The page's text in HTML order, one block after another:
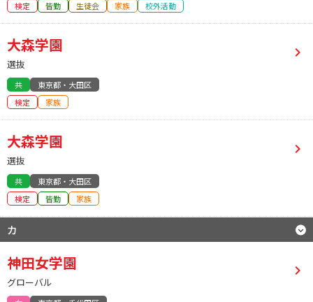
検定
皆勤 生徒会 家族 校外活動
大森学園
選抜
共
東京都・大田区
検定
家族
大森学園
選抜
共
東京都・大田区
検定
皆勤 家族
カ
神田女学園
グローバル